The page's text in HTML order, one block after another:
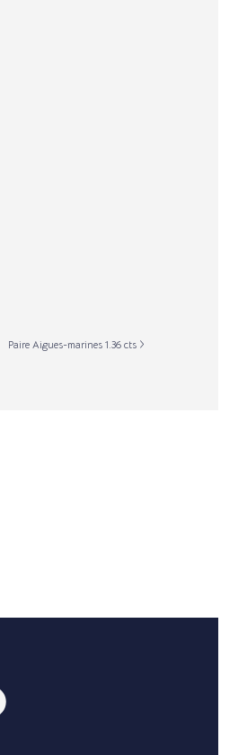
Paire Aigues-marines 1.36 cts